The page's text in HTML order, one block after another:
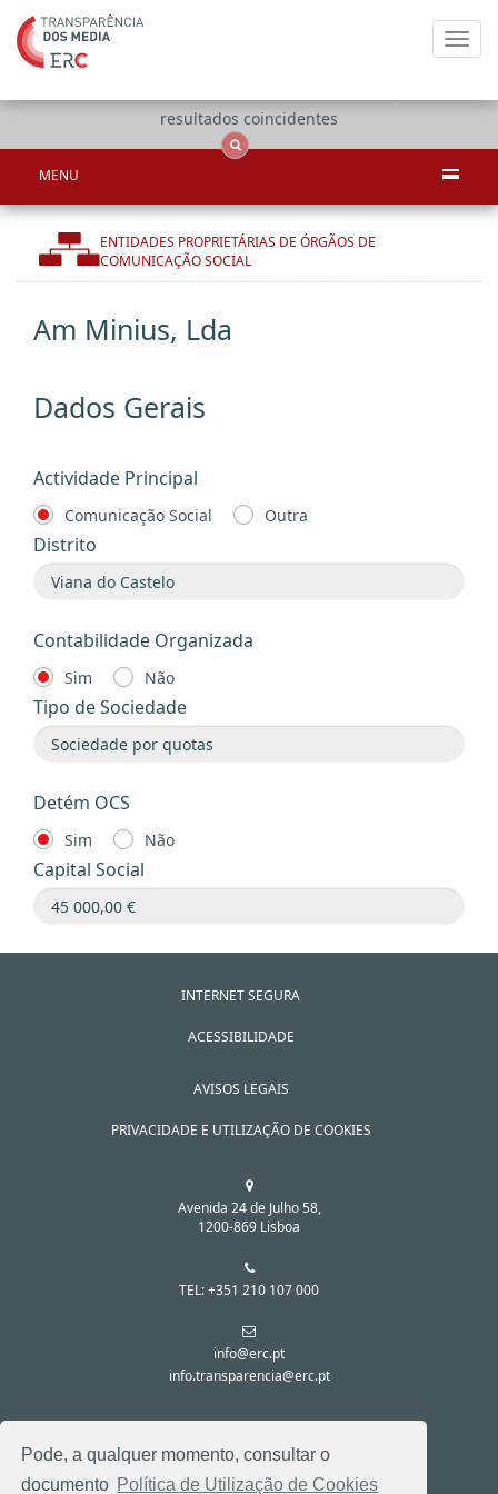
Pode, a qualquer momento, consultar o
documento Política de Utilização de Cookies
resultados coincidentes
MENU
ENTIDADES PROPRIETÁRIAS DE ÓRGÃOS DE
COMUNICAÇÃO SOCIAL
Am Minius, Lda
Dados Gerais
Actividade Principal
Comunicação Social Outra
Distrito
Contabilidade Organizada
Sim Não
Tipo de Sociedade
Detém OCS
Sim Não
Capital Social
INTERNET SEGURA
ACESSIBILIDADE
AVISOS LEGAIS
PRIVACIDADE E UTILIZAÇÃO DE COOKIES
Avenida 24 de Julho 58,
1200-869 Lisboa
TEL: +351 210 107 000
info@erc.pt
info.transparencia@erc.pt